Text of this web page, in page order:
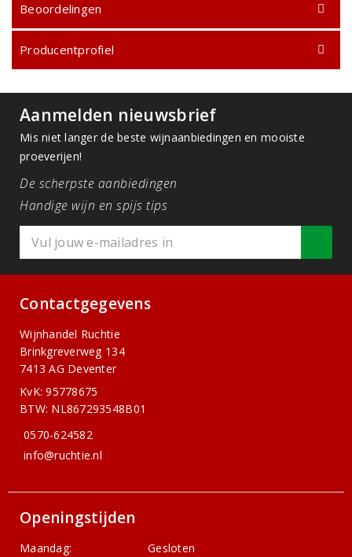
Beoordelingen
Producentprofiel
Aanmelden nieuwsbrief
Mis niet langer de beste wijnaanbiedingen en mooiste
proeverijen!
De scherpste aanbiedingen
Handige wijn en spijs tips
Contactgegevens
Wijnhandel Ruchtie
Brinkgreverweg 134
7413 AG Deventer
KvK: 95778675
BTW: NL867293548B01
0570-624582
info@ruchtie.nl
Openingstijden
Maandag:
Gesloten